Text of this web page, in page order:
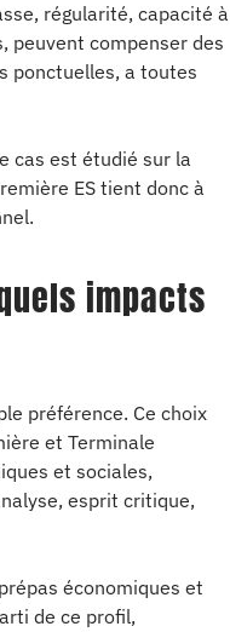
régularité, capacité à
peuvent compenser des
ponctuelles, a toutes
cas est étudié sur la
ES tient donc à
impacts
préférence. Ce choix
et Terminale
et sociales,
esprit critique,
économiques et
de ce profil,